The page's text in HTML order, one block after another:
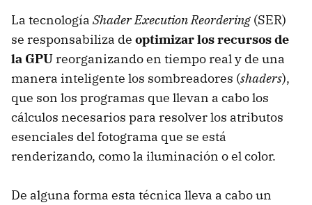
La tecnología Shader Execution Reordering (SER)
se responsabiliza de optimizar los recursos de
la GPU reorganizando en tiempo real y de una
manera inteligente los sombreadores (shaders),
que son los programas que llevan a cabo los
cálculos necesarios para resolver los atributos
esenciales del fotograma que se está
renderizando, como la iluminación o el color.
De alguna forma esta técnica lleva a cabo un